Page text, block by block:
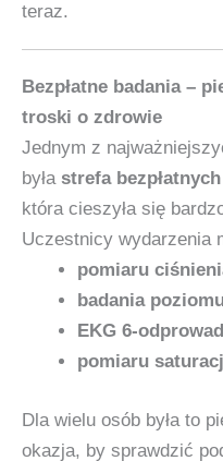
teraz.
Bezpłatne badania –
troski o zdrowie
Jednym z
była strefa
która cieszyła się
Uczestnicy wydarzenia
pomiaru
badania
EKG
pomiaru
Dla wielu osób była to
okazja, by sprawdzić